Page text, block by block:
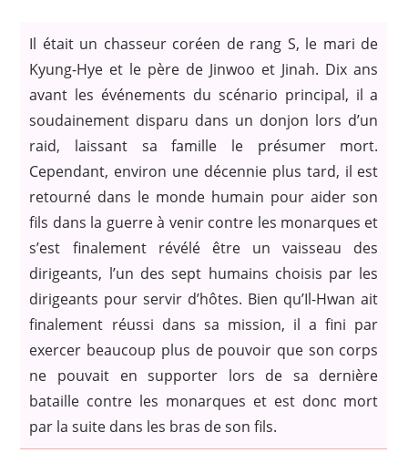
Il était un chasseur coréen de rang S, le mari de
Kyung-Hye et le père de Jinwoo et Jinah. Dix ans
avant les événements du scénario principal, il a
soudainement disparu dans un donjon lors d’un
raid, laissant sa famille le présumer mort.
Cependant, environ une décennie plus tard, il est
retourné dans le monde humain pour aider son
fils dans la guerre à venir contre les monarques et
s’est finalement révélé être un vaisseau des
dirigeants, l’un des sept humains choisis par les
dirigeants pour servir d’hôtes. Bien qu’Il-Hwan ait
finalement réussi dans sa mission, il a fini par
exercer beaucoup plus de pouvoir que son corps
ne pouvait en supporter lors de sa dernière
bataille contre les monarques et est donc mort
par la suite dans les bras de son fils.